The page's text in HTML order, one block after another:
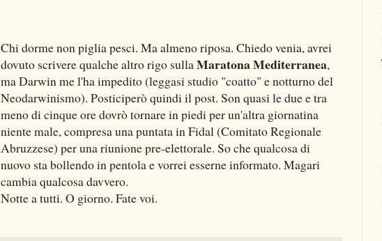
Chi dorme non piglia pesci. Ma almeno riposa. Chiedo venia, avrei
dovuto scrivere qualche altro rigo sullaMaratona Mediterranea,
ma Darwin me l'ha impedito (leggasi studio "coatto" e notturno del
Neodarwinismo). Posticiperò quindi il post. Son quasi le due e tra
meno di cinque ore dovrò tornare in piedi per un'altra giornatina
niente male, compresa una puntata in Fidal (Comitato Regionale
Abruzzese) per una riunione pre-elettorale. So che qualcosa di
nuovo sta bollendo in pentola e vorrei esserne informato. Magari
cambia qualcosa davvero.
Notte a tutti. O giorno. Fate voi.